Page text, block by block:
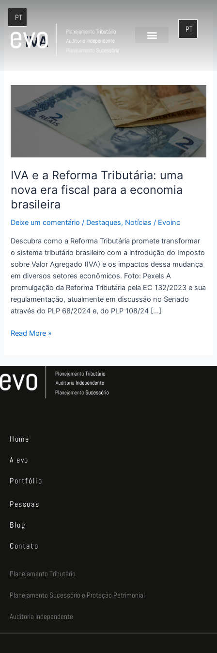
conteúdoIVA
IVA e a Reforma Tributária: uma
nova era fiscal para a economia
brasileira
Deixe um comentário / Destaques, Notícias / Evoinc
Descubra como a Reforma Tributária promete transformar
o sistema tributário brasileiro com a introdução do Imposto
sobre Valor Agregado (IVA) e os impactos dessa mudança
em diversos setores econômicos. Foto: Pexels A
promulgação da Reforma Tributária pela EC 132/2023 e sua
regulamentação, atualmente em discussão no Senado
através do PLP 68/2024 e, do PLP 108/24 […]
nova
era
para
a
economia
Read More »
Home
A evo
Portfólio
Pessoas
Blog
Contato
Planejamento Tributário
Planejamento Sucessório e Proteção Patrimonial
Auditoria Independente